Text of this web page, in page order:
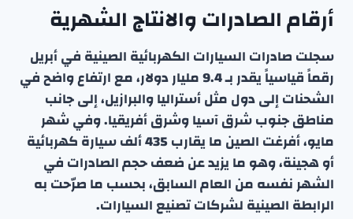
أرقام الصادرات والانتاج الشهرية
سجلت صادرات السيارات الكهربائية الصينية في أبريل
رقماً قياسياً يقدر بـ 9.4 مليار دولار، مع ارتفاع واضح في
الشحنات إلى دول مثل أستراليا والبرازيل، إلى جانب
مناطق جنوب شرق آسيا وشرق أفريقيا. وفي شهر
مايو، أفرغت الصين ما يقارب 435 ألف سيارة كهربائية
أو هجينة، وهو ما يزيد عن ضعف حجم الصادرات في
الشهر نفسه من العام السابق، بحسب ما صرّحت به
الرابطة الصينية لشركات تصنيع السيارات.